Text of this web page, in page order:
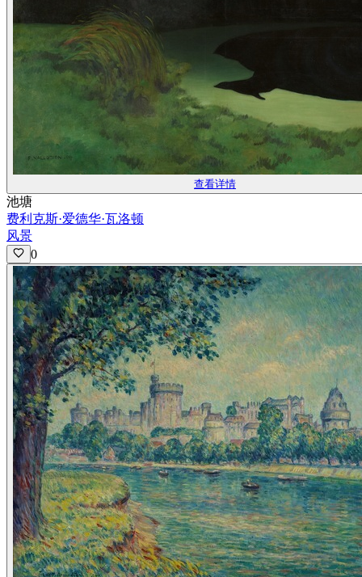
查看详情
池塘
费利克斯·爱德华·瓦洛顿
风景
0